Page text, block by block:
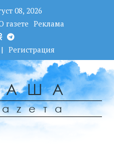
08, 2026
газете Реклама
| Регистрация